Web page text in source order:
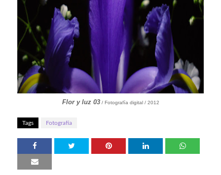
Flor y luz 03/ Fotografía digital / 2012
Tags Fotografía